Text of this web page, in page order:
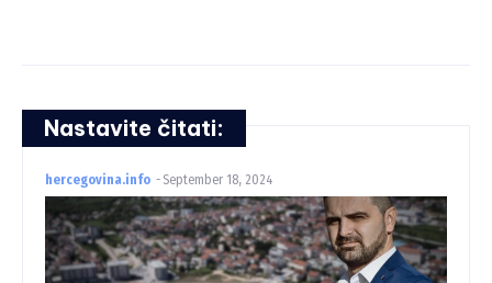
Nastavite čitati:
hercegovina.info - September 18, 2024